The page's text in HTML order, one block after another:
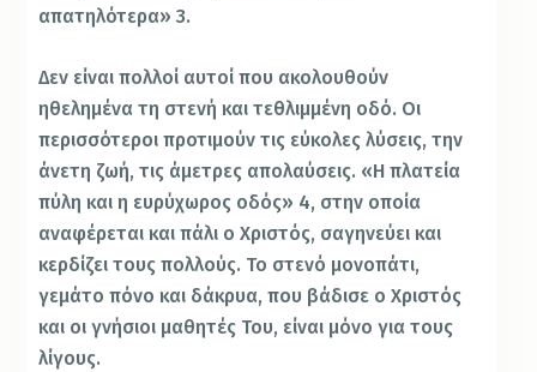
απατηλότερα» 3.
Δεν είναι πολλοί αυτοί που ακολουθούν
ηθελημένα τη στενή και τεθλιμμένη οδό. Οι
περισσότεροι προτιμούν τις εύκολες λύσεις, την
άνετη ζωή, τις άμετρες απολαύσεις. «Η πλατεία
πύλη και η ευρύχωρος οδός» 4, στην οποία
αναφέρεται και πάλι ο Χριστός, σαγηνεύει και
κερδίζει τους πολλούς. Το στενό μονοπάτι,
γεμάτο πόνο και δάκρυα, που βάδισε ο Χριστός
και οι γνήσιοι μαθητές Του, είναι μόνο για τους
λίγους.